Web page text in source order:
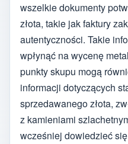
wszelkie dokumenty
złota, takie jak faktury
autentyczności. Takie
wpłynąć na wycenę
punkty skupu mogą
informacji dotyczących
sprzedawanego złota,
z kamieniami
wcześniej dowiedzieć